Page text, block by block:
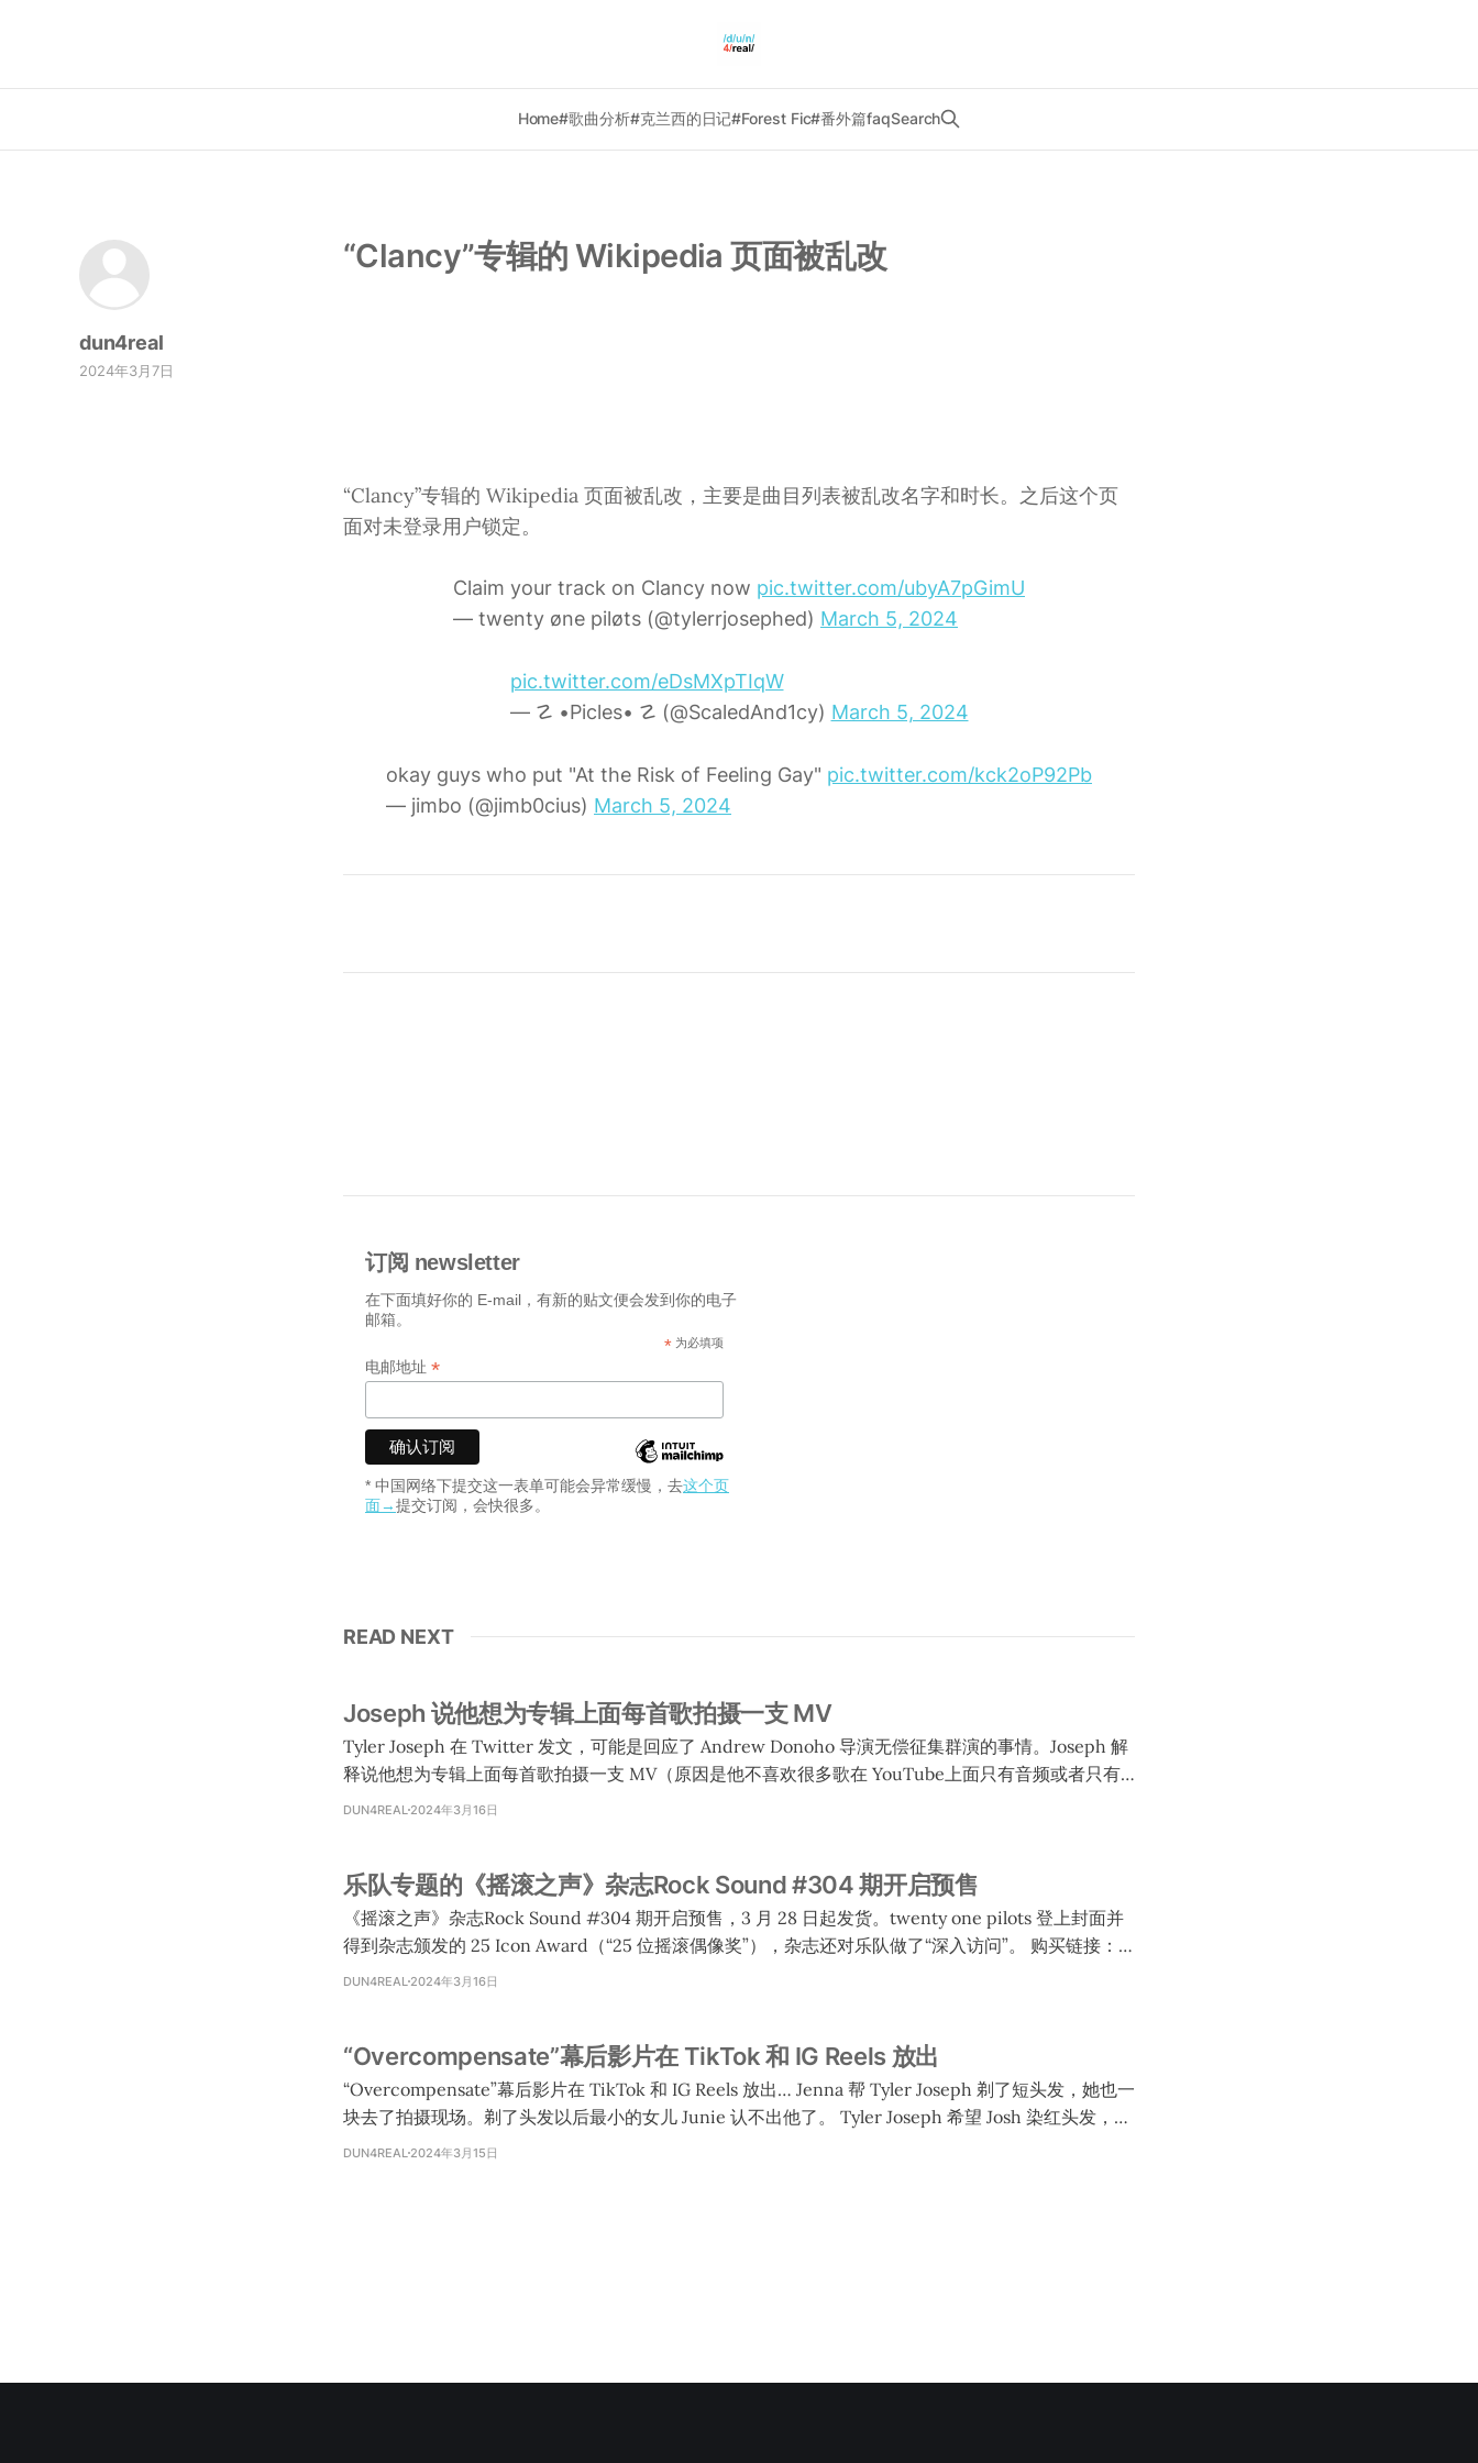
Home#歌曲分析#克兰西的日记#Forest Fic#番外篇faqSearch
“Clancy”专辑的 Wikipedia 页面被乱改
dun4real
2024年3月7日
“Clancy”专辑的 Wikipedia 页面被乱改，主要是曲目列表被乱改名字和时长。之后这个页
面对未登录用户锁定。
Claim your track on Clancy now pic.twitter.com/ubyA7pGimU
— twenty øne piløts (@tylerrjosephed) March 5, 2024
pic.twitter.com/eDsMXpTIqW
— ☡ •Picles• ☡ (@ScaledAnd1cy) March 5, 2024
okay guys who put "At the Risk of Feeling Gay" pic.twitter.com/kck2oP92Pb
— jimbo (@jimb0cius) March 5, 2024
订阅 newsletter
在下面填好你的 E-mail，有新的贴文便会发到你的电子
邮箱。
* 为必填项
电邮地址 *
* 中国网络下提交这一表单可能会异常缓慢，去这个页
面→提交订阅，会快很多。
READ NEXT
Joseph 说他想为专辑上面每首歌拍摄一支 MV
Tyler Joseph 在 Twitter 发文，可能是回应了 Andrew Donoho 导演无偿征集群演的事情。Joseph 解
释说他想为专辑上面每首歌拍摄一支 MV（原因是他不喜欢很多歌在 YouTube上面只有音频或者只有
visualizer），当中一些 MV 会是低成本作品。一共 13 首歌，当中一首有两个版本（估计是 Jenna 和
一支 MV，Josh 说他还要一段时间考虑。Joseph 说如果有后续的话他会继续更新此事。
DUN4REAL 2024年3月16日
乐队专题的《摇滚之声》杂志Rock Sound #304 期开启预售
《摇滚之声》杂志Rock Sound #304 期开启预售，3 月 28 日起发货。twenty one pilots 登上封面并
得到杂志颁发的 25 Icon Award（“25 位摇滚偶像奖”），杂志还对乐队做了“深入访问”。 购买链接：
us.shop.rocksound.tv/~ Twenty One Pilots are Rock Sound 25 Icons As they accept their Icon
DUN4REAL 2024年3月16日
“Overcompensate”幕后影片在 TikTok 和 IG Reels 放出
“Overcompensate”幕后影片在 TikTok 和 IG Reels 放出… Jenna 帮 Tyler Joseph 剃了短头发，她也一
块去了拍摄现场。剃了头发以后最小的女儿 Junie 认不出他了。 Tyler Joseph 希望 Josh 染红头发，但
是他只染了鬓角和边上的地方。Joseph 觉得他染得不够多，在镜头上不明显。 Tyler Joseph 让 Josh
DUN4REAL 2024年3月15日